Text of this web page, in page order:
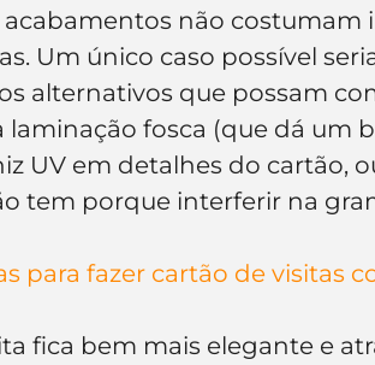
não costumam
Um único caso possível
alternativos que possam
laminação fosca (que dá um
UV em detalhes do cartão,
tem porque interferir na
para fazer cartão de visitas
fica bem mais elegante e